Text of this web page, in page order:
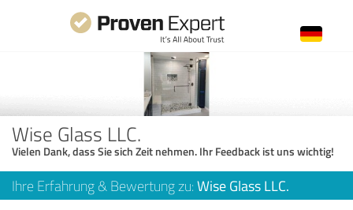
Wise Glass LLC.
Vielen Dank, dass Sie sich Zeit nehmen. Ihr Feedback ist uns wichtig!
Ihre Erfahrung & Bewertung zu: Wise Glass LLC.